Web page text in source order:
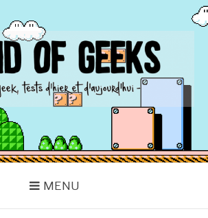
GEEKS
MENU